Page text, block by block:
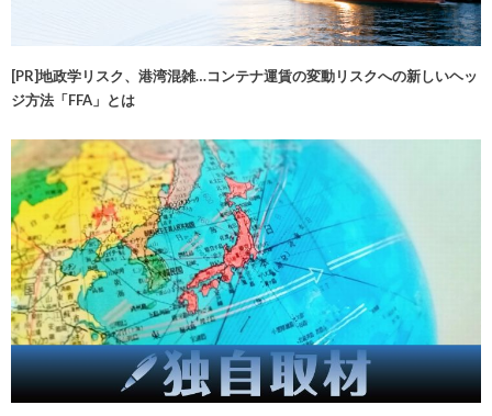
[PR]地政学リスク、港湾混雑…コンテナ運賃の変動リスクへの新しいヘッ
ジ方法「FFA」とは